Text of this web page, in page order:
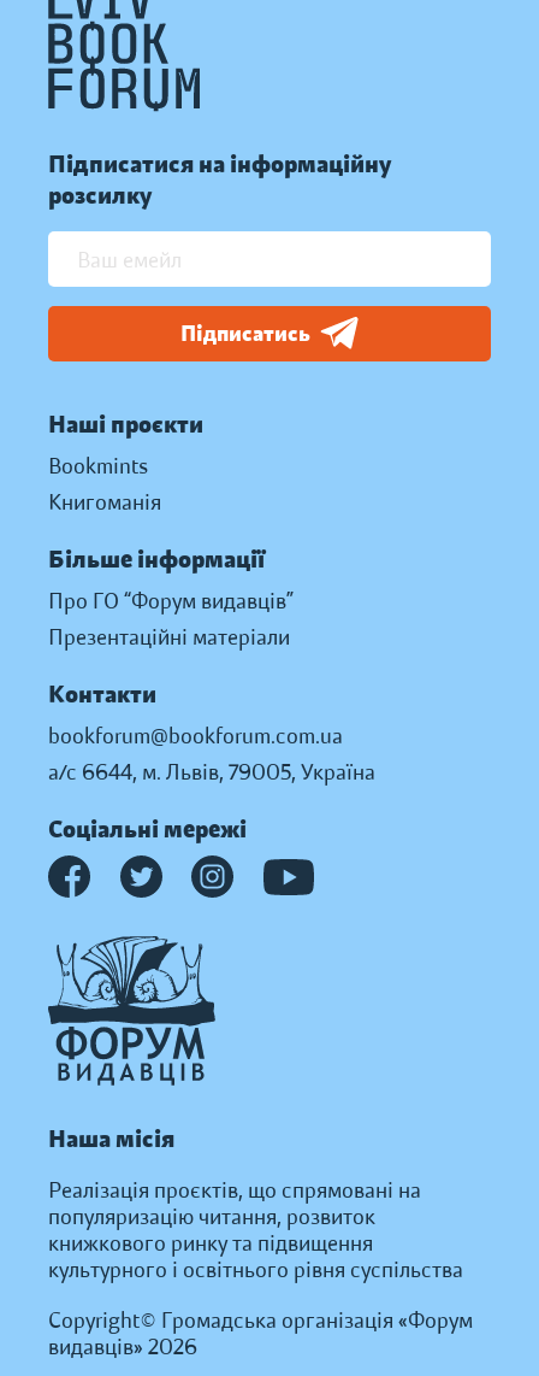
Підписатися на інформаційну
розсилку
Підписатись
Наші проєкти
Bookmints
Книгоманія
Більше інформації
Про ГО “Форум видавців”
Презентаційні матеріали
Контакти
bookforum@bookforum.com.ua
а/с 6644, м. Львів, 79005, Україна
Соціальні мережі
Наша місія
Реалізація проєктів, що спрямовані на
популяризацію читання, розвиток
книжкового ринку та підвищення
культурного і освітнього рівня суспільства
Copyright© Громадська організація «Форум
видавців» 2026